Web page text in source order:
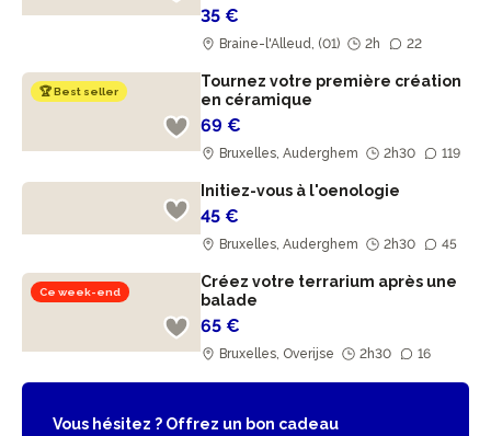
35 €
Braine-l'Alleud, (01) 2h 22
🏆 Best seller
Tournez votre première création
en céramique
69 €
Bruxelles, Auderghem 2h30 119
Initiez-vous à l'oenologie
45 €
Bruxelles, Auderghem 2h30 45
Ce week-end
Créez votre terrarium après une
balade
65 €
Bruxelles, Overijse 2h30 16
Vous hésitez ? Offrez un bon cadeau